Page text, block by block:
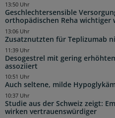
Geschlechtersensible
orthopädischen Reha wichtiger
13:50 Uhr
Zusatznutzten für Teplizumab
13:06 Uhr
Desogestrel mit gering
assoziiert
11:39 Uhr
Auch seltene, milde
10:51 Uhr
Studie aus der Schweiz zeigt:
wirken vertrauenswürdiger
10:37 Uhr